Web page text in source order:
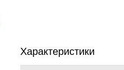
Характеристики